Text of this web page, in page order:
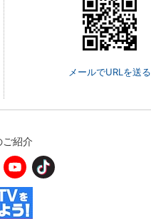
メールでURLを送る
紹介